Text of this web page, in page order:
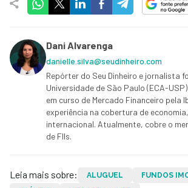
Dani Alvarenga
danielle.silva@seudinheiro.com
Repórter do Seu Dinheiro e jornalista
Universidade de São Paulo (ECA-
em curso de Mercado Financeiro pela
experiência na cobertura de
internacional. Atualmente, cobre o
de FIIs.
Leia mais sobre: ALUGUEL
FUNDOS